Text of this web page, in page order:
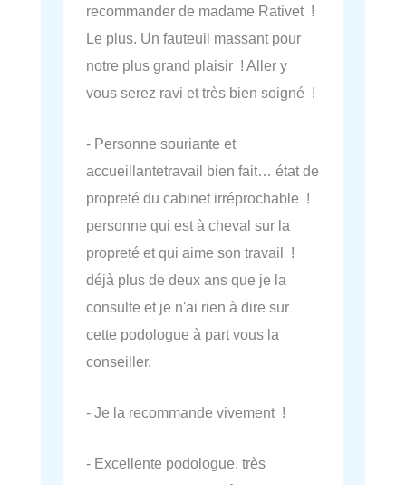
recommander de madame Rativet !
Le plus. Un fauteuil massant pour
notre plus grand plaisir ! Aller y
vous serez ravi et très bien soigné !
- Personne souriante et
accueillantetravail bien fait… état de
propreté du cabinet irréprochable !
personne qui est à cheval sur la
propreté et qui aime son travail !
déjà plus de deux ans que je la
consulte et je n'ai rien à dire sur
cette podologue à part vous la
conseiller.
- Je la recommande vivement !
- Excellente podologue, très